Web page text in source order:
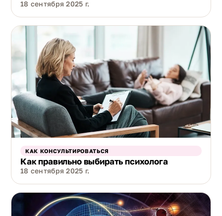
18 сентября 2025 г.
КАК КОНСУЛЬТИРОВАТЬСЯ
Как правильно выбирать психолога
18 сентября 2025 г.